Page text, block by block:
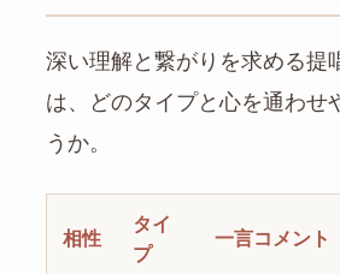
深い理解と繋がりを求める提
は、どのタイプと心を通わせ
うか。
相性
タイ
プ
一言コメント